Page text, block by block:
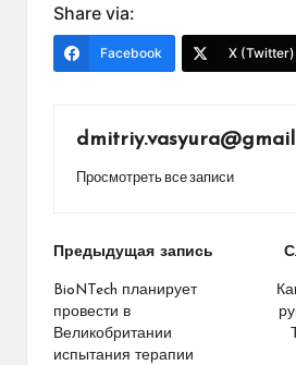
Share via:
Facebook X (Twitter)
Просмотреть все записи
Навигация
по
записям
Предыдущая запись
BioNTech планирует
провести в
Великобритании
испытания терапии